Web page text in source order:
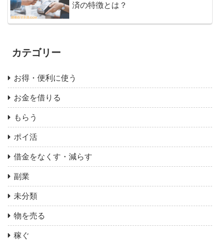
済の特徴とは？
カテゴリー
お得・便利に使う
お金を借りる
もらう
ポイ活
借金をなくす・減らす
副業
未分類
物を売る
稼ぐ